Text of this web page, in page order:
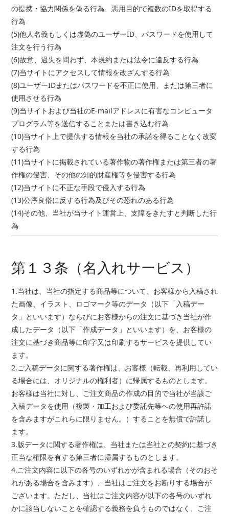
の提携・協力関係を偽る行為、悪用目的で複数のIDを取得する
行為
(5)他人名義もしくは虚偽のユーザーID、パスワードを使用して
注文を行う行為
(6)故意、過失を問わず、本規約または法令に違反する行為
(7)当サイトにアクセスして情報を改ざんする行為
(8)ユーザーIDまたはパスワードを不正に使用、または第三者に
使用させる行為
(9)当サイトおよび当社のE-mailアドレスに有害なコンピュータ
プログラム等を送信することまたは書き込む行為
(10)当サイト上で提供する情報を当社の承諾を得ることなく改変
する行為
(11)当サイトに掲載されている著作物の著作権または第三者の著
作権の侵害、その他の知的財産権等を侵害する行為
(12)当サイトに不正な手段で侵入する行為
(13)公序良俗に反する行為及びその恐れのある行為
(14)その他、当社が当サイト運営上、支障をきたすと判断した行
為
第１３条（名入れサービス）
1.当社は、当社の指定する商品等について、お客様から入稿され
た画像、イラスト、ロゴマーク等のデータ（以下「入稿デー
タ」といいます）ならびにお客様からの注文に基づき当社が作
成したデータ（以下「作成データ」といいます）を、お客様の
注文に基づき商品等に印字又は印刷するサービスを提供してい
ます。
2.ご入稿データに関する著作権は、お客様（転載、再利用してい
る場合には、オリジナルの権利者）に帰属するものとします。
お客様は当社に対し、ご注文商品の作成の目的で当社が当該ご
入稿データを使用（複製・加工および委託先等への使用再許諾
を含みますがこれらに限りません。）することを無償で許諾し
ます。
3.版データに関する著作権は、当社または当社との契約に基づき
正当な権限を有する第三者に帰属するものとします。
4.ご注文内容に以下の各号のいずれかが含まれる場合（そのおそ
れがある場合を含みます）、当社はご注文をお断りする場合が
ございます。ただし、当社はご注文内容が以下の各号のいずれ
かに該当しないことを確認する義務を負うものではなく、ご注